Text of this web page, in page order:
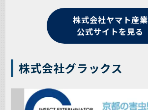
株式会社ヤマト産業
公式サイトを見る
株式会社グラックス